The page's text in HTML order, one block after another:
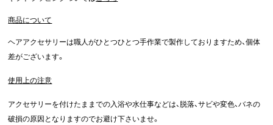
商品について
ヘアアクセサリーは職人がひとつひとつ手作業で製作しておりますため、個体
差がございます。
使用上の注意
アクセサリーを付けたままでの入浴や水仕事などは、脱落、サビや変色、バネの
破損の原因となりますのでお避け下さいませ。